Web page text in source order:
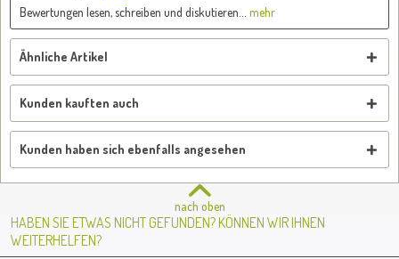
Bewertungen lesen, schreiben und diskutieren...
mehr
Ähnliche Artikel
Kunden kauften auch
Kunden haben sich ebenfalls angesehen
nach oben
HABEN SIE ETWAS NICHT GEFUNDEN? KÖNNEN WIR IHNEN
WEITERHELFEN?